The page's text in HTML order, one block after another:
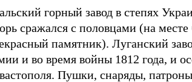
горный завод в степях
сражался с половцами (на месте
памятник). Луганский
и во время войны 1812 года, и
Пушки, снаряды,